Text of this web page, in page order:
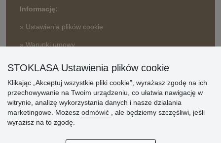
Informację:
» Ustawienia plików cookie
» Warunki umowy
» Sposób dostawy i płatności
» Reklamacje
» Dlaczego należy się zarejestrować?
» Najczęściej zadawane pytania
STOKLASA Ustawienia plików cookie
Klikając „Akceptuj wszystkie pliki cookie”, wyrażasz zgodę na ich
przechowywanie na Twoim urządzeniu, co ułatwia nawigację w
witrynie, analizę wykorzystania danych i nasze działania
marketingowe. Możesz odmówić
, ale będziemy szczęśliwi, jeśli
wyrazisz na to zgodę.